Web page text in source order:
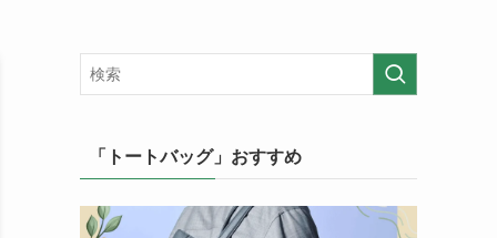
「トートバッグ」おすすめ